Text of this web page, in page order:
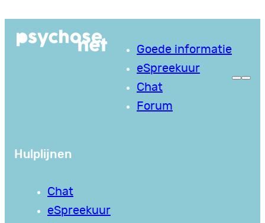
naar
Goede informatie
eSpreekuur
Chat
Forum
Hulplijnen
Chat
eSpreekuur